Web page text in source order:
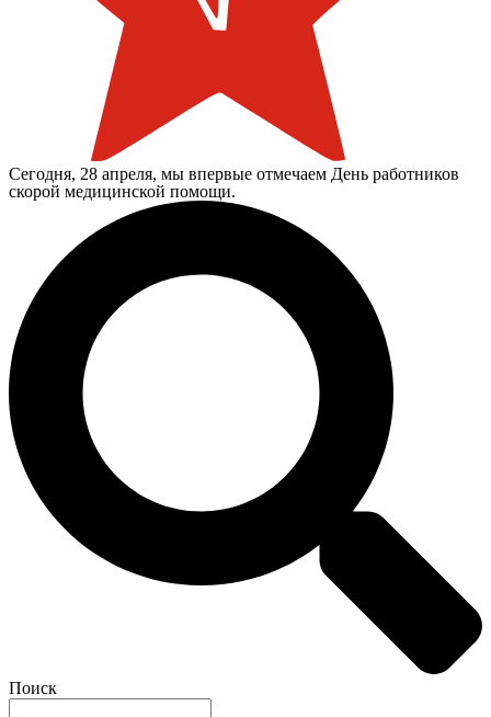
Сегодня, 28 апреля, мы впервые отмечаем День работников
скорой медицинской помощи.
Поиск